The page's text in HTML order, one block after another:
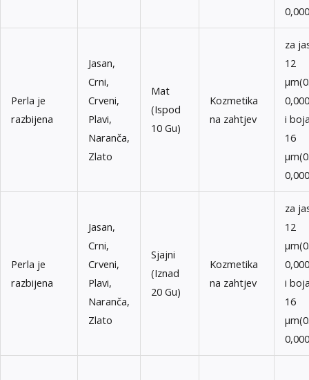
Perla je
razbijena
Jasan,
Crni,
Crveni,
Plavi,
Naranča,
Zlato
Mat
(Ispod
10 Gu)
Kozmetika
na zahtjev
za
12
i
16
Perla je
razbijena
Jasan,
Crni,
Crveni,
Plavi,
Naranča,
Zlato
Sjajni
(Iznad
20 Gu)
Kozmetika
na zahtjev
za
12
i
16